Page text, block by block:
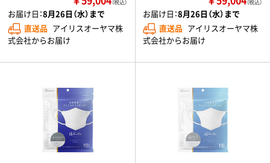
（税込）
お届け日：8月26日（水）まで
直送品 アイリスオーヤマ株
式会社からお届け
（税込）
お届け日：8月26日（水）まで
直送品 アイリスオーヤマ株
式会社からお届け